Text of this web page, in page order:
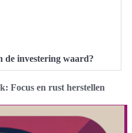
de investering waard?
Focus en rust herstellen